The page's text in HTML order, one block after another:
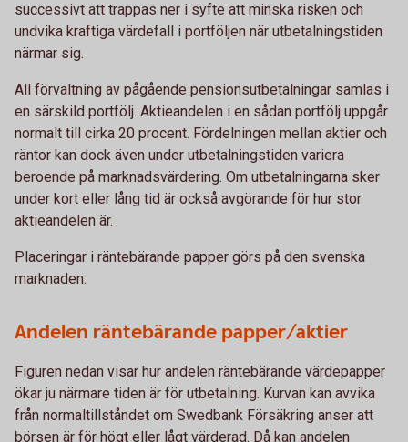
successivt att trappas ner i syfte att minska risken och
undvika kraftiga värdefall i portföljen när utbetalningstiden
närmar sig.
All förvaltning av pågående pensionsutbetalningar samlas i
en särskild portfölj. Aktieandelen i en sådan portfölj uppgår
normalt till cirka 20 procent. Fördelningen mellan aktier och
räntor kan dock även under utbetalningstiden variera
beroende på marknadsvärdering. Om utbetalningarna sker
under kort eller lång tid är också avgörande för hur stor
aktieandelen är.
Placeringar i räntebärande papper görs på den svenska
marknaden.
Andelen räntebärande papper/aktier
Figuren nedan visar hur andelen räntebärande värdepapper
ökar ju närmare tiden är för utbetalning. Kurvan kan avvika
från normaltillståndet om Swedbank Försäkring anser att
börsen är för högt eller lågt värderad. Då kan andelen